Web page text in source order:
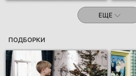
ЕЩЕ
ПОДБОРКИ